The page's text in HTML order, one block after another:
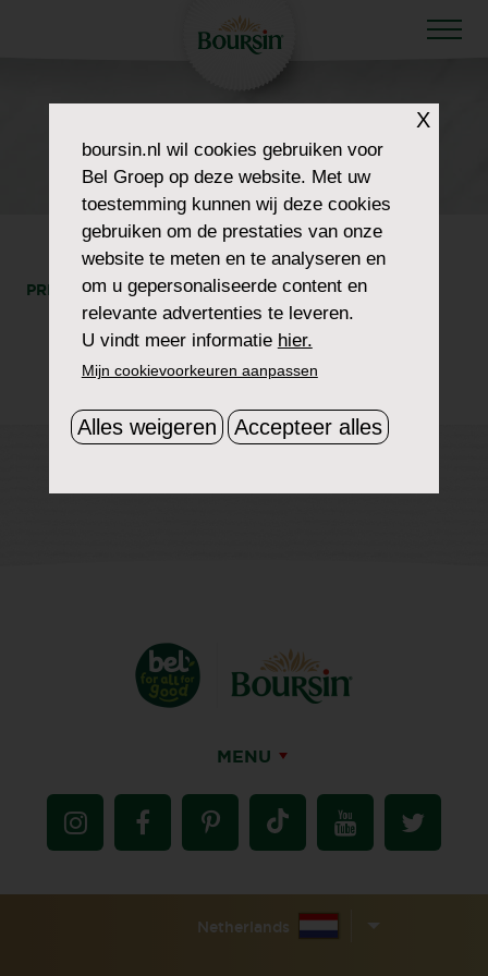
DINNER-4
PRINT DEEL
MENU
Netherlands
X
boursin.nl wil cookies gebruiken voor
Bel Groep op deze website. Met uw
toestemming kunnen wij deze cookies
gebruiken om de prestaties van onze
website te meten en te analyseren en
om u gepersonaliseerde content en
relevante advertenties te leveren.
U vindt meer informatie hier.
Mijn cookievoorkeuren aanpassen
Alles weigeren Accepteer alles